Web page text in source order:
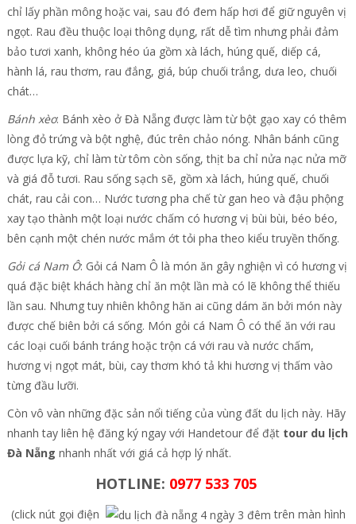
chỉ lấy phần mông hoặc vai, sau đó đem hấp hơi để giữ nguyên vị
ngọt. Rau đều thuộc loại thông dụng, rất dễ tìm nhưng phải đảm
bảo tươi xanh, không héo úa gồm xà lách, húng quế, diếp cá,
hành lá, rau thơm, rau đắng, giá, búp chuối trắng, dưa leo, chuối
chát…
Bánh xèo: Bánh xèo ở Đà Nẵng được làm từ bột gạo xay có thêm
lòng đỏ trứng và bột nghệ, đúc trên chảo nóng. Nhân bánh cũng
được lựa kỹ, chỉ làm từ tôm còn sống, thịt ba chỉ nửa nạc nửa mỡ
và giá đỗ tươi. Rau sống sạch sẽ, gồm xà lách, húng quế, chuối
chát, rau cải con… Nước tương pha chế từ gan heo và đậu phộng
xay tạo thành một loại nước chấm có hương vị bùi bùi, béo béo,
bên cạnh một chén nước mắm ớt tỏi pha theo kiểu truyền thống.
Gỏi cá Nam Ô: Gỏi cá Nam Ô là món ăn gây nghiện vì có hương vị
quá đặc biệt khách hàng chỉ ăn một lần mà có lẽ không thể thiếu
lần sau. Nhưng tuy nhiên không hăn ai cũng dám ăn bởi món này
được chế biên bởi cá sống. Món gỏi cá Nam Ô có thể ăn với rau
các loại cuối bánh tráng hoặc trộn cá với rau và nước chấm,
hương vị ngọt mát, bùi, cay thơm khó tả khi hương vị thấm vào
từng đầu lưỡi.
Còn vô vàn những đặc sản nổi tiếng của vùng đất du lịch này. Hãy
nhanh tay liên hệ đăng ký ngay với Handetour để đặt tour du lịch
Đà Nẵng nhanh nhất với giá cả hợp lý nhất.
HOTLINE: 0977 533 705
(click nút gọi điện trên màn hình